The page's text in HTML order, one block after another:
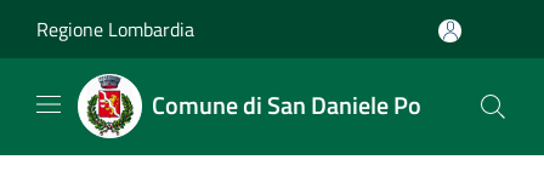
Regione Lombardia
Comune di San Daniele Po